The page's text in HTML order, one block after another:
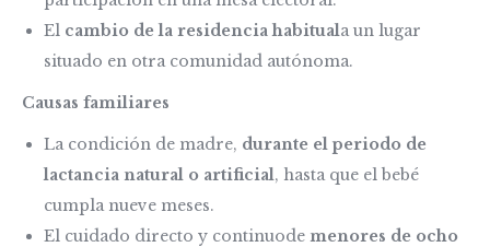
El cambio de la residencia habituala un lugar
situado en otra comunidad autónoma.
Causas familiares
La condición de madre, durante el periodo de
lactancia natural o artificial, hasta que el bebé
cumpla nueve meses.
El cuidado directo y continuode menores de ocho